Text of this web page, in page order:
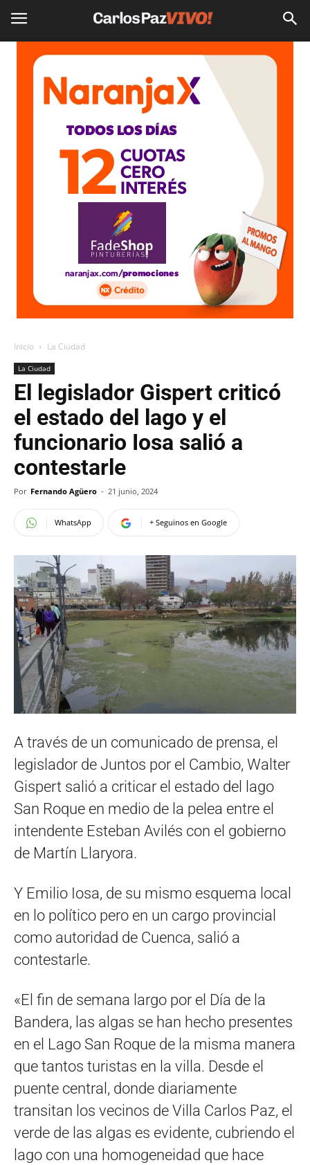
Inicio La Ciudad
La Ciudad
El legislador Gispert criticó
el estado del lago y el
funcionario Iosa salió a
contestarle
Por Fernando Agüero - 21 junio, 2024
WhatsApp + Seguinos en Google
A través de un comunicado de prensa, el
legislador de Juntos por el Cambio, Walter
Gispert salió a criticar el estado del lago
San Roque en medio de la pelea entre el
intendente Esteban Avilés con el gobierno
de Martín Llaryora.
Y Emilio Iosa, de su mismo esquema local
en lo político pero en un cargo provincial
como autoridad de Cuenca, salió a
contestarle.
«El fin de semana largo por el Día de la
Bandera, las algas se han hecho presentes
en el Lago San Roque de la misma manera
que tantos turistas en la villa. Desde el
puente central, donde diariamente
transitan los vecinos de Villa Carlos Paz, el
verde de las algas es evidente, cubriendo el
lago con una homogeneidad que hace